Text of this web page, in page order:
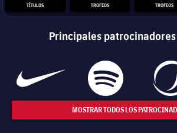
TÍTULOS TROFEOS TROFEOS
Principales
MOSTRAR TODOS LOS